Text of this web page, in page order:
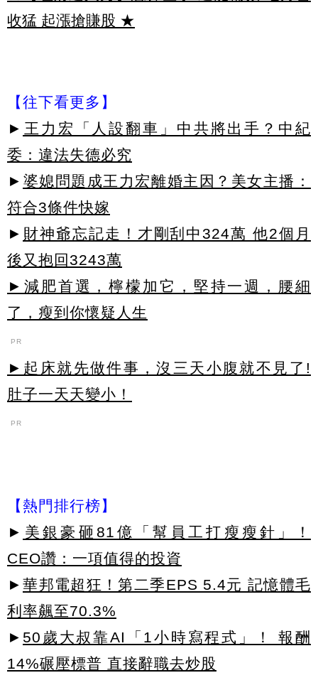
收猛 起漲搶賺股 ★
【往下看更多】
► 王力宏「人設翻車」中共將出手？中紀
委：違法失德必究
► 婆媳問題成王力宏離婚主因？美女主播：
符合3條件快嫁
► 財神爺忘記走！才剛刮中324萬 他2個月
後又抱回3243萬
►減肥首選，檸檬加它，堅持一週，腰細
了，瘦到你懷疑人生
PR
►起床就先做件事，沒三天小腹就不見了!
肚子一天天變小！
PR
【熱門排行榜】
► 美銀豪砸81億「幫員工打瘦瘦針」！
CEO讚：一項值得的投資
► 華邦電超狂！第二季EPS 5.4元 記憶體毛
利率飆至70.3%
► 50歲大叔靠AI「1小時寫程式」！ 報酬
14%碾壓標普 直接辭職去炒股